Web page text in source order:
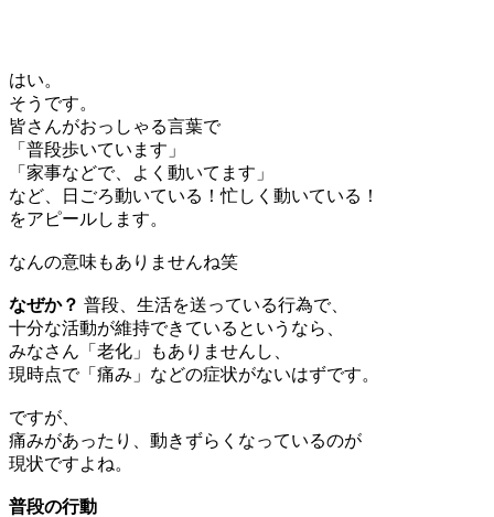
はい。
そうです。
皆さんがおっしゃる言葉で
「普段歩いています」
「家事などで、よく動いてます」
など、日ごろ動いている！忙しく動いている！
をアピールします。
なんの意味もありませんね笑
なぜか？ 普段、生活を送っている行為で、
十分な活動が維持できているというなら、
みなさん「老化」もありませんし、
現時点で「痛み」などの症状がないはずです。
ですが、
痛みがあったり、動きずらくなっているのが
現状ですよね。
普段の行動